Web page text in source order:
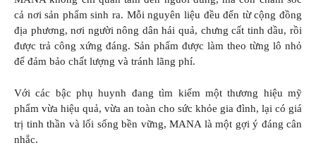
cả nơi sản phẩm sinh ra. Mỗi nguyên liệu đều đến từ cộng đồng
địa phương, nơi người nông dân hái quả, chưng cất tinh dầu, rồi
được trả công xứng đáng. Sản phẩm được làm theo từng lô nhỏ
để đảm bảo chất lượng và tránh lãng phí.
Với các bậc phụ huynh đang tìm kiếm một thương hiệu mỹ
phẩm vừa hiệu quả, vừa an toàn cho sức khỏe gia đình, lại có giá
trị tinh thần và lối sống bền vững, MANA là một gợi ý đáng cân
nhắc.